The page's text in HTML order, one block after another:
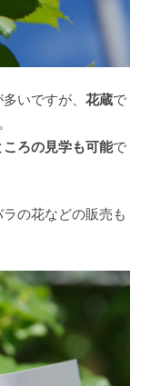
いですが、 花蔵で
ろの見学も可能で
の花などの販売も